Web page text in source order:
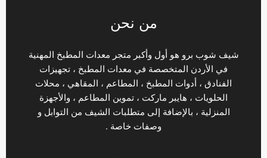
من نحن
شيف شوب برو هو أول وأكبر متجر معدات المطبخ المهنية
في الأردن المتخصصة في معدات المطبخ ، تجهيزات
الفنادق ، أدوات المطبخ ، المطاعم ، المقاهي ، محلات
الحلويات ، هايبر ماركت ، تموين المطاعم ، والأجهزة
المنزلية ، بالإضافة إلى متطلبات الشيف من التوابل و
وصفات خاصة .